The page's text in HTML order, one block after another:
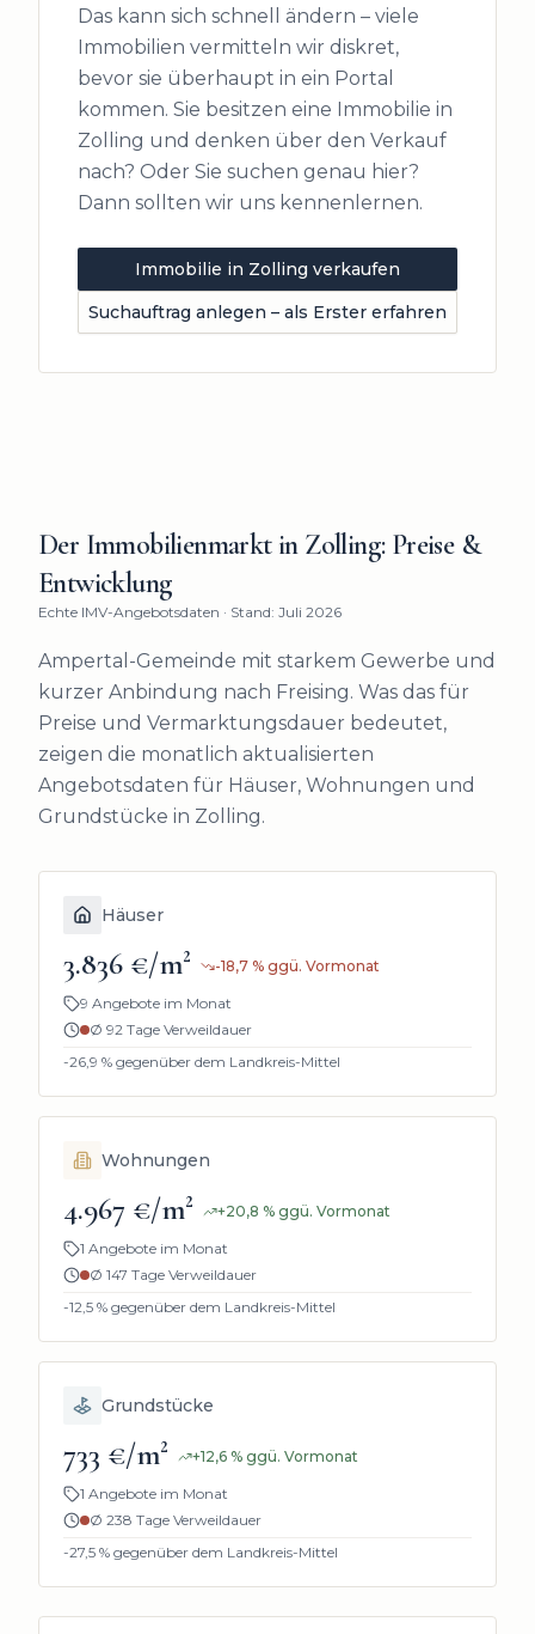
Das kann sich schnell ändern – viele
Immobilien vermitteln wir diskret,
bevor sie überhaupt in ein Portal
kommen. Sie besitzen eine Immobilie in
Zolling und denken über den Verkauf
nach? Oder Sie suchen genau hier?
Dann sollten wir uns kennenlernen.
Immobilie in Zolling verkaufen
Suchauftrag anlegen – als Erster erfahren
Der Immobilienmarkt in Zolling: Preise &
Entwicklung
Echte IMV-Angebotsdaten · Stand: Juli 2026
Ampertal-Gemeinde mit starkem Gewerbe und
kurzer Anbindung nach Freising. Was das für
Preise und Vermarktungsdauer bedeutet,
zeigen die monatlich aktualisierten
Angebotsdaten für Häuser, Wohnungen und
Grundstücke in Zolling.
Häuser
3.836 €/m² -18,7 % ggü. Vormonat
9 Angebote im Monat
Ø 92 Tage Verweildauer
-26,9 % gegenüber dem Landkreis-Mittel
Wohnungen
4.967 €/m² +20,8 % ggü. Vormonat
1 Angebote im Monat
Ø 147 Tage Verweildauer
-12,5 % gegenüber dem Landkreis-Mittel
Grundstücke
733 €/m² +12,6 % ggü. Vormonat
1 Angebote im Monat
Ø 238 Tage Verweildauer
-27,5 % gegenüber dem Landkreis-Mittel